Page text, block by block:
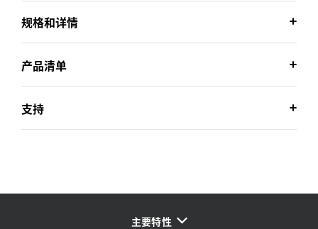
规格和详情
产品清单
支持
主要特性